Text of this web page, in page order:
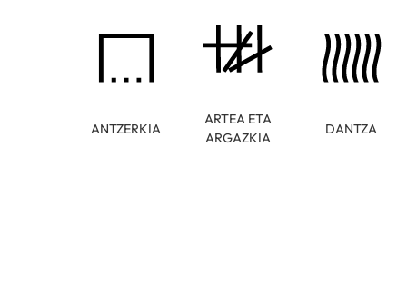
ANTZERKIA
ARTEA ETA
ARGAZKIA
DANTZA